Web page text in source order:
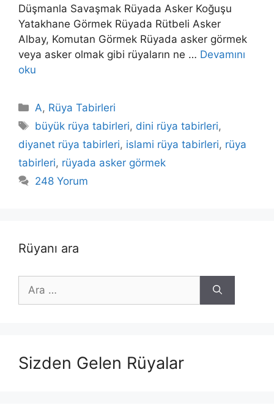
Düşmanla Savaşmak Rüyada Asker Koğuşu
Yatakhane Görmek Rüyada Rütbeli Asker
Albay, Komutan Görmek Rüyada asker görmek
veya asker olmak gibi rüyaların ne … Devamını
oku
Kategoriler
A, Rüya Tabirleri
Etiketler
büyük rüya tabirleri, dini rüya tabirleri,
diyanet rüya tabirleri, islami rüya tabirleri, rüya
tabirleri, rüyada asker görmek
248 Yorum
Rüyanı ara
ara
Sizden Gelen Rüyalar